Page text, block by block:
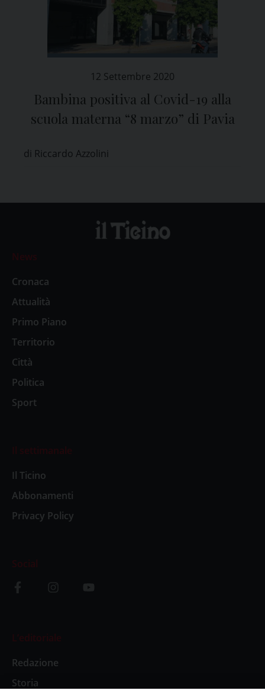
12 Settembre 2020
Bambina positiva al Covid-19 alla
scuola materna “8 marzo” di Pavia
di Riccardo Azzolini
News
Cronaca
Attualità
Primo Piano
Territorio
Città
Politica
Sport
Il settimanale
Il Ticino
Abbonamenti
Privacy Policy
Social
L’editoriale
Redazione
Storia